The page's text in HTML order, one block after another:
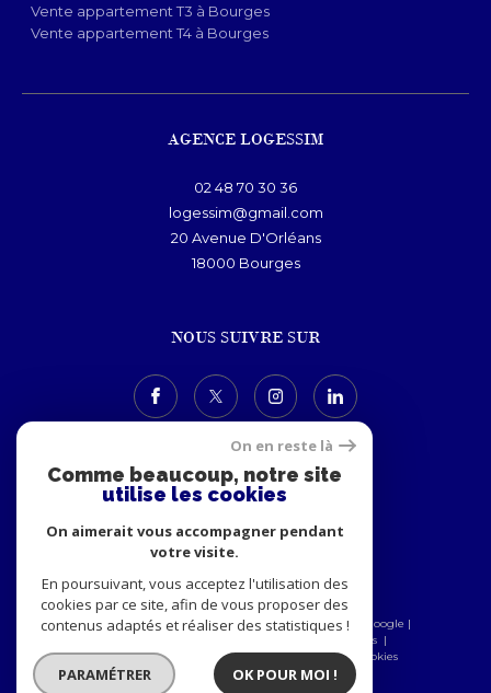
Vente appartement T3 à Bourges
Vente appartement T4 à Bourges
AGENCE LOGESSIM
02 48 70 30 36
logessim@gmail.com
20 Avenue D'Orléans
18000
bourges
NOUS SUIVRE SUR
ADHÉRENTS
© 2026 | Tous droits réservés | Traduction powered by Google |
Mentions légales
Admin
Nos partenaires Politique RGPD Cookies
On en reste là
Comme beaucoup, notre site
utilise les cookies
On aimerait vous accompagner pendant
votre visite.
En poursuivant, vous acceptez l'utilisation des
cookies par ce site, afin de vous proposer des
contenus adaptés et réaliser des statistiques !
PARAMÉTRER OK POUR MOI !